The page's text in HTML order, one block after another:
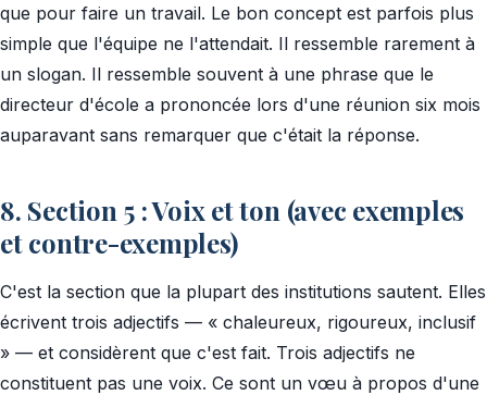
que pour faire un travail. Le bon concept est parfois plus
simple que l'équipe ne l'attendait. Il ressemble rarement à
un slogan. Il ressemble souvent à une phrase que le
directeur d'école a prononcée lors d'une réunion six mois
auparavant sans remarquer que c'était la réponse.
8. Section 5 : Voix et ton (avec exemples
et contre-exemples)
C'est la section que la plupart des institutions sautent. Elles
écrivent trois adjectifs — « chaleureux, rigoureux, inclusif
» — et considèrent que c'est fait. Trois adjectifs ne
constituent pas une voix. Ce sont un vœu à propos d'une